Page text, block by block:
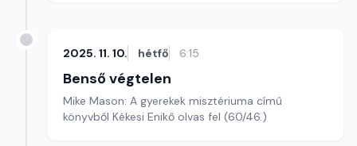
2025. 11. 10. hétfő 6:15
Benső végtelen
Mike Mason: A gyerekek misztériuma című
könyvből Kékesi Enikő olvas fel (60/46.)